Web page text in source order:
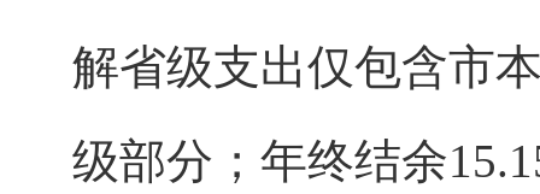
解省级支出仅包含市
级部分；年终结余